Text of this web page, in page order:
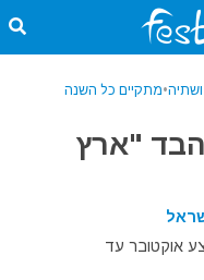
ושתיה•מתקיים כל השנה
הבד "ארץ
אוקטובר עד